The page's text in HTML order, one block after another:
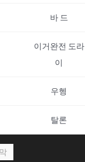
바 드
이거완전 도라
이
우헹
탈론